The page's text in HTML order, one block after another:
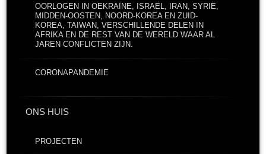
OORLOGEN IN OEKRAÏNE, ISRAËL, IRAN, SYRIË,
MIDDEN-OOSTEN, NOORD-KOREA EN ZUID-
KOREA, TAIWAN, VERSCHILLENDE DELEN IN
AFRIKA EN DE REST VAN DE WERELD WAAR AL
JAREN CONFLICTEN ZIJN.
CORONAPANDEMIE
ONS HUIS
PROJECTEN